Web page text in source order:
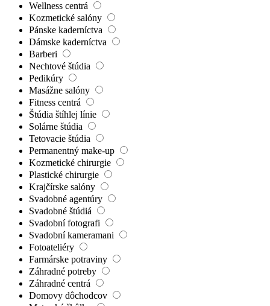
Wellness centrá
Kozmetické salóny
Pánske kaderníctva
Dámske kaderníctva
Barberi
Nechtové štúdia
Pedikúry
Masážne salóny
Fitness centrá
Štúdia štíhlej línie
Solárne štúdia
Tetovacie štúdia
Permanentný make-up
Kozmetické chirurgie
Plastické chirurgie
Krajčírske salóny
Svadobné agentúry
Svadobné štúdiá
Svadobní fotografi
Svadobní kameramani
Fotoateliéry
Farmárske potraviny
Záhradné potreby
Záhradné centrá
Domovy dôchodcov